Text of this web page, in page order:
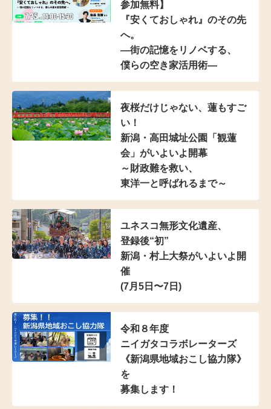
参加無料】
『安くておしゃれ』のその先
へ。
―街の記憶をリノベする、
僕らの空き家活用術―
夜桜だけじゃない、蓮もすご
い！
新潟・高田城址公園「観蓮
会」がいよいよ開幕
～財政難を救い、
東洋一と呼ばれるまで～
ユネスコ無形文化遺産、
登録後“初”
新潟・村上大祭がいよいよ開
催
(7月5日〜7日)
令和８年度
ニイガタコラボレーターズ
《新潟県地域おこし協力隊》
を
募集します！